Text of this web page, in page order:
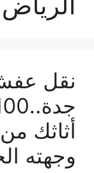
نقل
أثاثك
وجهته